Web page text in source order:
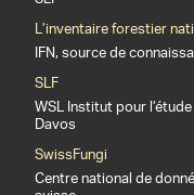
L’inventaire forestier
IFN, source de
SLF
WSL Institut pour
Davos
SwissFungi
Centre national de